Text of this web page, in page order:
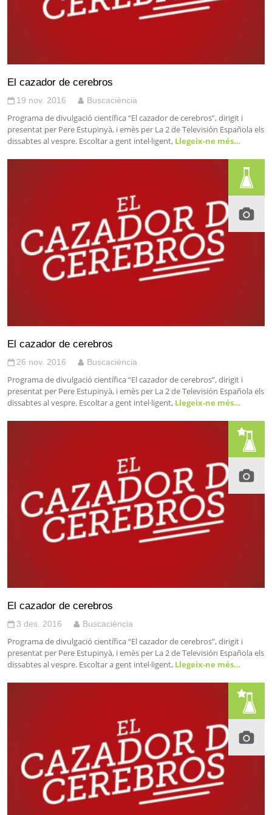
El cazador de cerebros
19 nov. 2016 Buscaciència
Programa de divulgació científica “El cazador de cerebros”, dirigit i
presentat per Pere Estupinyà, i emès per La 2 de Televisión Española els
dissabtes al vespre. Escoltar a gent intel·ligent, Llegeix-ne més…
El cazador de cerebros
26 nov. 2016 Buscaciència
Programa de divulgació científica “El cazador de cerebros”, dirigit i
presentat per Pere Estupinyà, i emès per La 2 de Televisión Española els
dissabtes al vespre. Escoltar a gent intel·ligent, Llegeix-ne més…
El cazador de cerebros
3 des. 2016 Buscaciència
Programa de divulgació científica “El cazador de cerebros”, dirigit i
presentat per Pere Estupinyà, i emès per La 2 de Televisión Española els
dissabtes al vespre. Escoltar a gent intel·ligent, Llegeix-ne més…